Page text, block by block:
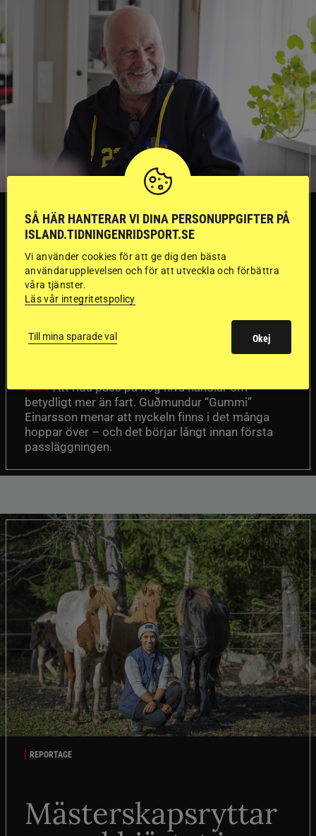
TRÄNINGSTIPS
”Gummi” berättar:
Första stegen mot
en internationell
Del 1Att rida pass på hög nivå handlar om
betydligt mer än fart. Guðmundur “Gummi”
Einarsson menar att nyckeln finns i det många
hoppar över – och det börjar långt innan första
passläggningen.
REPORTAGE
Mästerskapsryttar
SÅ HÄR HANTERAR VI DINA PERSONUPPGIFTER PÅ
ISLAND.TIDNINGENRIDSPORT.SE
Vi använder cookies för att ge dig den bästa
användarupplevelsen och för att utveckla och förbättra
våra tjänster.
Läs vår integritetspolicy
Till mina sparade val Okej